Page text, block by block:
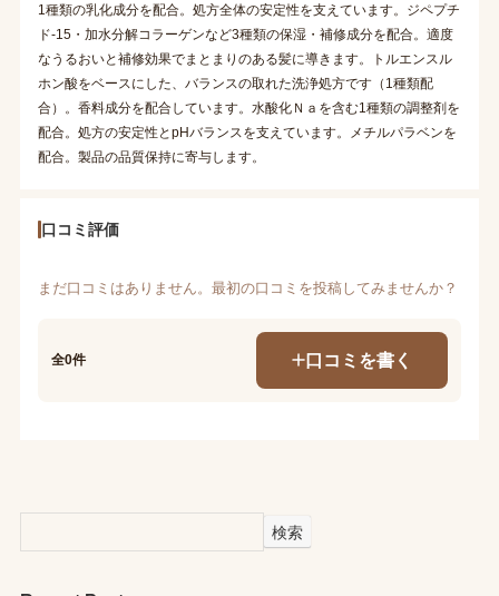
1種類の乳化成分を配合。処方全体の安定性を支えています。ジペプチ
ド-15・加水分解コラーゲンなど3種類の保湿・補修成分を配合。適度
なうるおいと補修効果でまとまりのある髪に導きます。トルエンスル
ホン酸をベースにした、バランスの取れた洗浄処方です（1種類配
合）。香料成分を配合しています。水酸化Ｎａを含む1種類の調整剤を
配合。処方の安定性とpHバランスを支えています。メチルパラベンを
配合。製品の品質保持に寄与します。
口コミ評価
まだ口コミはありません。最初の口コミを投稿してみませんか？
全0件 口コミを書く
検索